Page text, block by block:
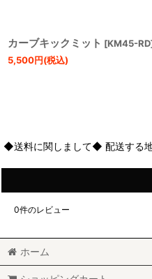
カーブキックミット [KM45-RD
5,500円(税込)
◆送料に関しまして◆ 配送する地
0件のレビュー
ホーム